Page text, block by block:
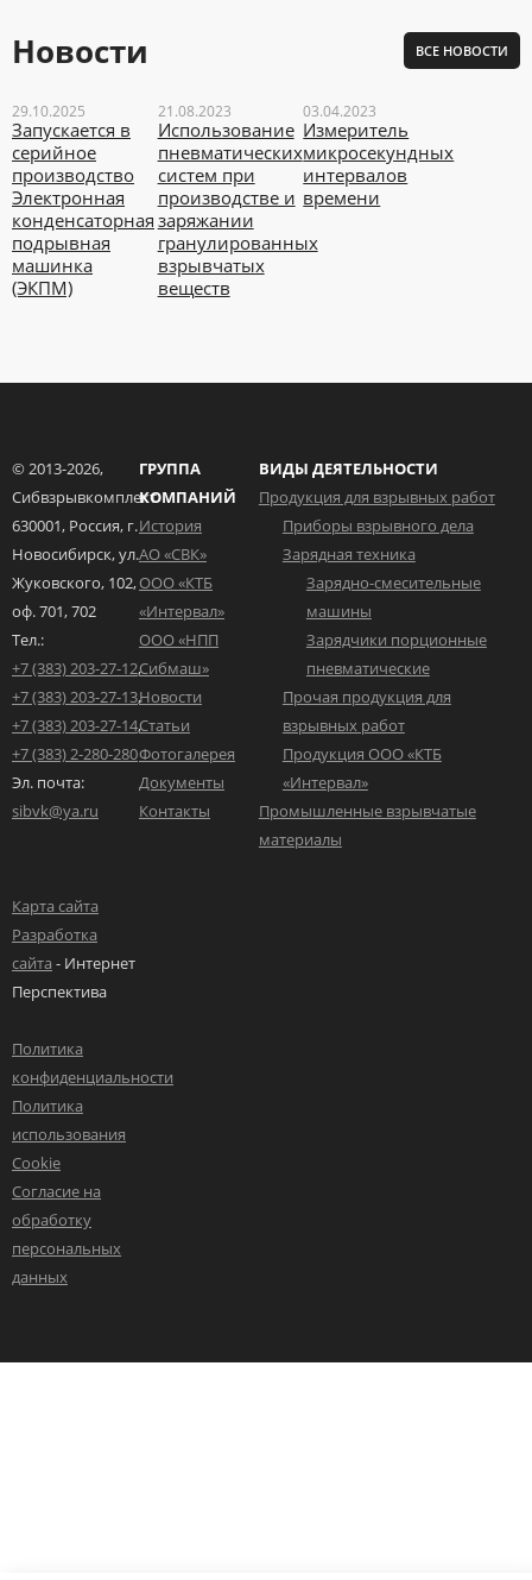
Новости ВСЕ НОВОСТИ
29.10.2025
Запускается в
серийное
производство
Электронная
конденсаторная
подрывная
машинка
(ЭКПМ)
21.08.2023
Использование
пневматических
систем при
производстве и
заряжании
гранулированных
взрывчатых
веществ
03.04.2023
Измеритель
микросекундных
интервалов
времени
© 2013-2026,
Сибвзрывкомплект
630001, Россия, г.
Новосибирск,ул.
Жуковского, 102,
оф. 701, 702
Тел.:
+7 (383) 203-27-12,
+7 (383) 203-27-13,
+7 (383) 203-27-14,
+7 (383) 2-280-280
Эл. почта:
sibvk@ya.ru
Карта сайта
Разработка
сайта - Интернет
Перспектива
Политика
конфиденциальности
Политика
использования
Cookie
Согласие на
обработку
персональных
данных
ГРУППА
КОМПАНИЙ
История
АО «СВК»
ООО «КТБ
«Интервал»
ООО «НПП
Сибмаш»
Новости
Статьи
Фотогалерея
Документы
Контакты
ВИДЫ ДЕЯТЕЛЬНОСТИ
Продукция для взрывных работ
Приборы взрывного дела
Зарядная техника
Зарядно-смесительные
машины
Зарядчики порционные
пневматические
Прочая продукция для
взрывных работ
Продукция ООО «КТБ
«Интервал»
Промышленные взрывчатые
материалы